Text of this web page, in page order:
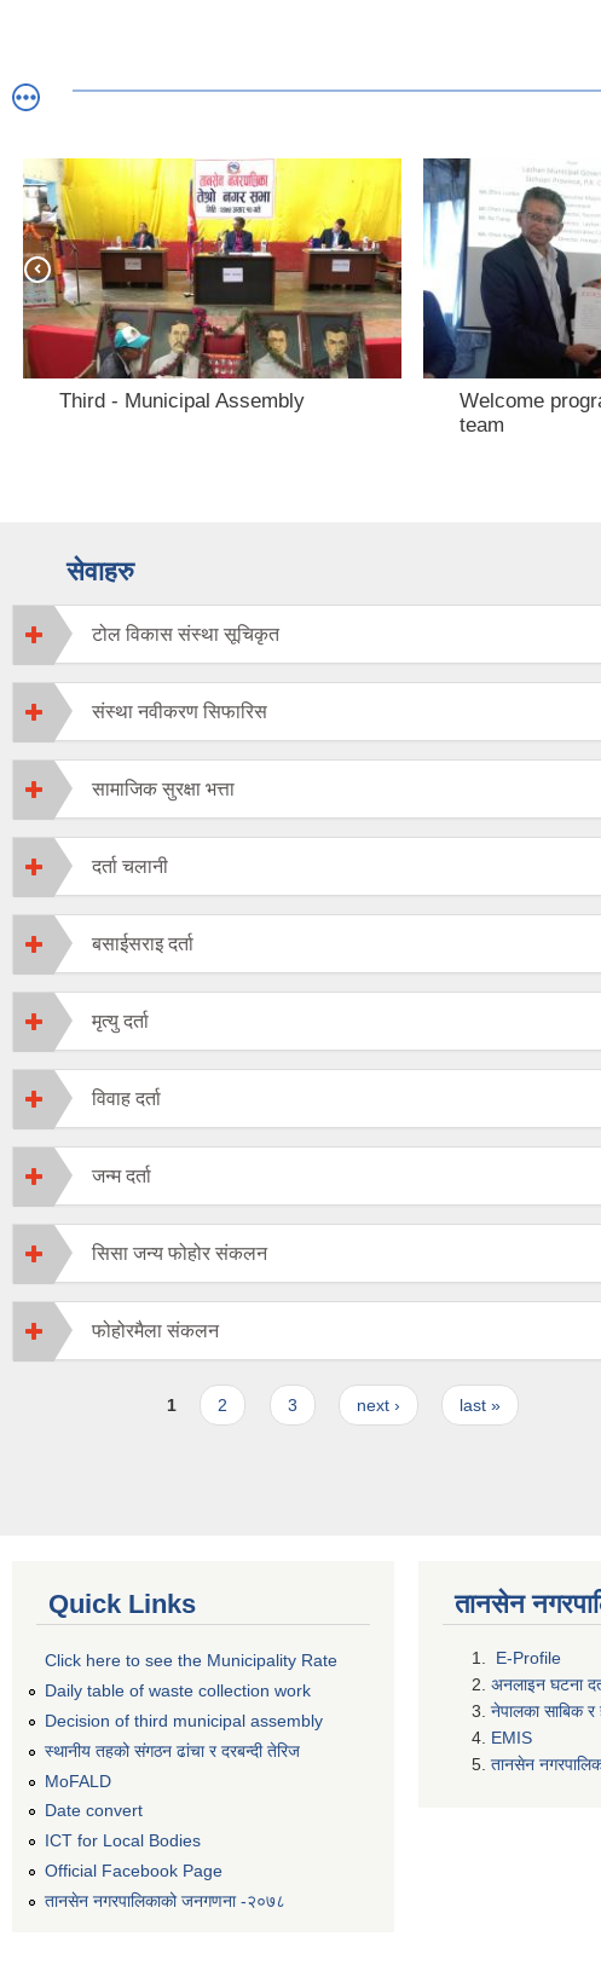
Third - Municipal Assembly
Welcome
team
सेवाहरु
टोल विकास संस्था सूचिकृत
संस्था नवीकरण सिफारिस
सामाजिक सुरक्षा भत्ता
दर्ता चलानी
बसाईसराइ दर्ता
मृत्यु दर्ता
विवाह दर्ता
जन्म दर्ता
सिसा जन्य फोहोर संकलन
फोहोरमैला संकलन
1 2 3 next › last »
Quick Links
Click here to see the Municipality Rate
Daily table of waste collection work
Decision of third municipal assembly
स्थानीय तहको संगठन ढांचा र दरबन्दी तेरिज
MoFALD
Date convert
ICT for Local Bodies
Official Facebook Page
तानसेन नगरपालिकाको जनगणना -२०७८
तानसेन
E-Profile
अनलाइन घटना
नेपालका साबिक र
EMIS
तानसेन